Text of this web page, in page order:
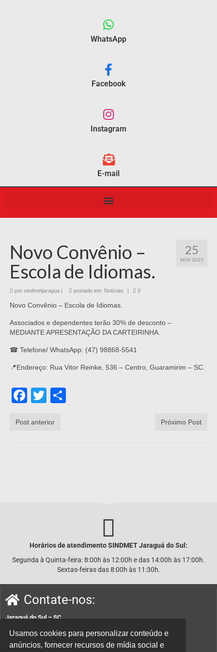
WhatsApp
Facebook
Instagram
E-mail
25
NOV 2025
Novo Convênio –
Escola de Idiomas.
por sindmetjaragua postado em: Notícias 0
Novo Convênio – Escola de Idiomas.
Associados e dependentes terão 30% de desconto –
MEDIANTE APRESENTAÇÃO DA CARTEIRINHA.
☎ Telefone/ WhatsApp: (47) 98868-5541
📍Endereço: Rua Vitor Reinke, 536 – Centro, Guaramirim – SC.
Facebook
Twitter
Post anterior Próximo Post
Horários de atendimento SINDMETJaraguá do Sul:
Segunda à Quinta-feira: 8:00h às 12:00h e das 14:00h às 17:00h.
Sextas-feiras das 8:00h às 11:30h.
Contate-nos:
Jaraguá do Sul – SC
Rua João Planincheck, 157, Nova Brasília – CEP 89252-220.
E-mail:sindicatom@metalurgicosjaragua.com.br
Usamos cookies para personalizar conteúdo e
anúncios, fornecer recursos de mídia social e